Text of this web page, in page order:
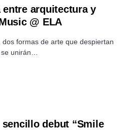
arquitectura y
@ ELA
formas de arte que despiertan
unirán…
debut “Smile